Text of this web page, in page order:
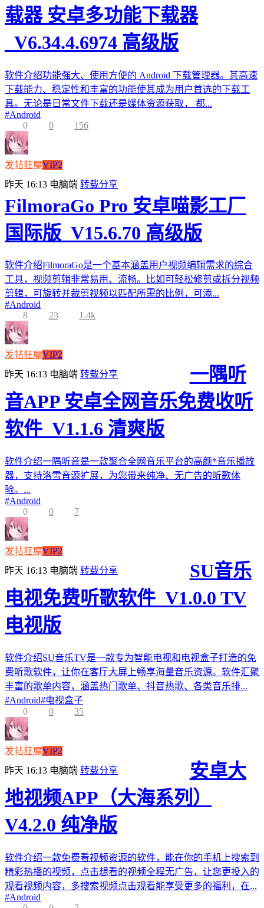
载器 安卓多功能下载器
_V6.34.4.6974 高级版
软件介绍功能强大、使用方便的 Android 下载管理器。其高速
下载能力、稳定性和丰富的功能使其成为用户首选的下载工
具。无论是日常文件下载还是媒体资源获取， 都...
#Android
0
0 156
发帖狂魔VIP2
昨天 16:13 电脑端 转载分享
FilmoraGo Pro 安卓喵影工厂
国际版_V15.6.70 高级版
软件介绍FilmoraGo是一个基本涵盖用户视频编辑需求的综合
工具，视频剪辑非常易用、流畅。比如可轻松修剪或拆分视频
剪辑，可旋转并裁剪视频以匹配所需的比例，可添...
#Android
8
23 1.4k
发帖狂魔VIP2
昨天 16:13 电脑端 转载分享
一隅听
音APP 安卓全网音乐免费收听
软件_V1.1.6 清爽版
软件介绍一隅听音是一款聚合全网音乐平台的高颜*音乐播放
器，支持洛雪音源扩展，为您带来纯净、无广告的听歌体
验。...
#Android
0
0 7
发帖狂魔VIP2
昨天 16:13 电脑端 转载分享
SU音乐
电视免费听歌软件_V1.0.0 TV
电视版
软件介绍SU音乐TV是一款专为智能电视和电视盒子打造的免
费听歌软件，让你在客厅大屏上畅享海量音乐资源。软件汇聚
丰富的歌单内容，涵盖热门歌单、抖音热歌、各类音乐排...
#Android#电视盒子
0
0 35
发帖狂魔VIP2
昨天 16:13 电脑端 转载分享
安卓大
地视频APP（大海系列）
V4.2.0 纯净版
软件介绍一款免费看视频资源的软件，能在你的手机上搜索到
精彩热播的视频，点击想看的视频全程无广告，让您更投入的
观看视频内容，多搜索视频点击观看能享受更多的福利，在...
#Android